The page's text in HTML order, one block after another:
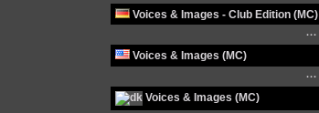
Voices & Images - Club Edition (MC)
···
Voices & Images (MC)
···
Voices & Images (MC)